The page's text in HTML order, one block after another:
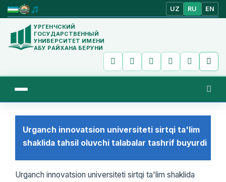
UZ RU EN
УРГЕНЧСКИЙ
ГОСУДАРСТВЕННЫЙ
УНИВЕРСИТЕТ ИМЕНИ
АБУ РАЙХАНА БЕРУНИ
Urganch innovatsion universiteti sirtqi ta'lim
shaklida tahsil oluvchi talabalar tashrif buyurdi
Urganch innovatsion universiteti sirtqi ta'lim shaklida